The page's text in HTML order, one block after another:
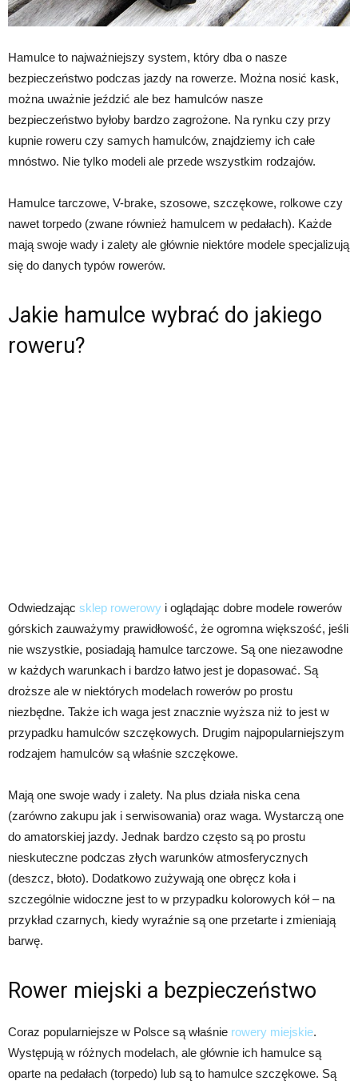
Hamulce to najważniejszy system, który dba o nasze
bezpieczeństwo podczas jazdy na rowerze. Można nosić kask,
można uważnie jeździć ale bez hamulców nasze
bezpieczeństwo byłoby bardzo zagrożone. Na rynku czy przy
kupnie roweru czy samych hamulców, znajdziemy ich całe
mnóstwo. Nie tylko modeli ale przede wszystkim rodzajów.
Hamulce tarczowe, V-brake, szosowe, szczękowe, rolkowe czy
nawet torpedo (zwane również hamulcem w pedałach). Każde
mają swoje wady i zalety ale głównie niektóre modele specjalizują
się do danych typów rowerów.
Jakie hamulce wybrać do jakiego
roweru?
Odwiedzając sklep rowerowy i oglądając dobre modele rowerów
górskich zauważymy prawidłowość, że ogromna większość, jeśli
nie wszystkie, posiadają hamulce tarczowe. Są one niezawodne
w każdych warunkach i bardzo łatwo jest je dopasować. Są
droższe ale w niektórych modelach rowerów po prostu
niezbędne. Także ich waga jest znacznie wyższa niż to jest w
przypadku hamulców szczękowych. Drugim najpopularniejszym
rodzajem hamulców są właśnie szczękowe.
Mają one swoje wady i zalety. Na plus działa niska cena
(zarówno zakupu jak i serwisowania) oraz waga. Wystarczą one
do amatorskiej jazdy. Jednak bardzo często są po prostu
nieskuteczne podczas złych warunków atmosferycznych
(deszcz, błoto). Dodatkowo zużywają one obręcz koła i
szczególnie widoczne jest to w przypadku kolorowych kół – na
przykład czarnych, kiedy wyraźnie są one przetarte i zmieniają
barwę.
Rower miejski a bezpieczeństwo
Coraz popularniejsze w Polsce są właśnie rowery miejskie.
Występują w różnych modelach, ale głównie ich hamulce są
oparte na pedałach (torpedo) lub są to hamulce szczękowe. Są